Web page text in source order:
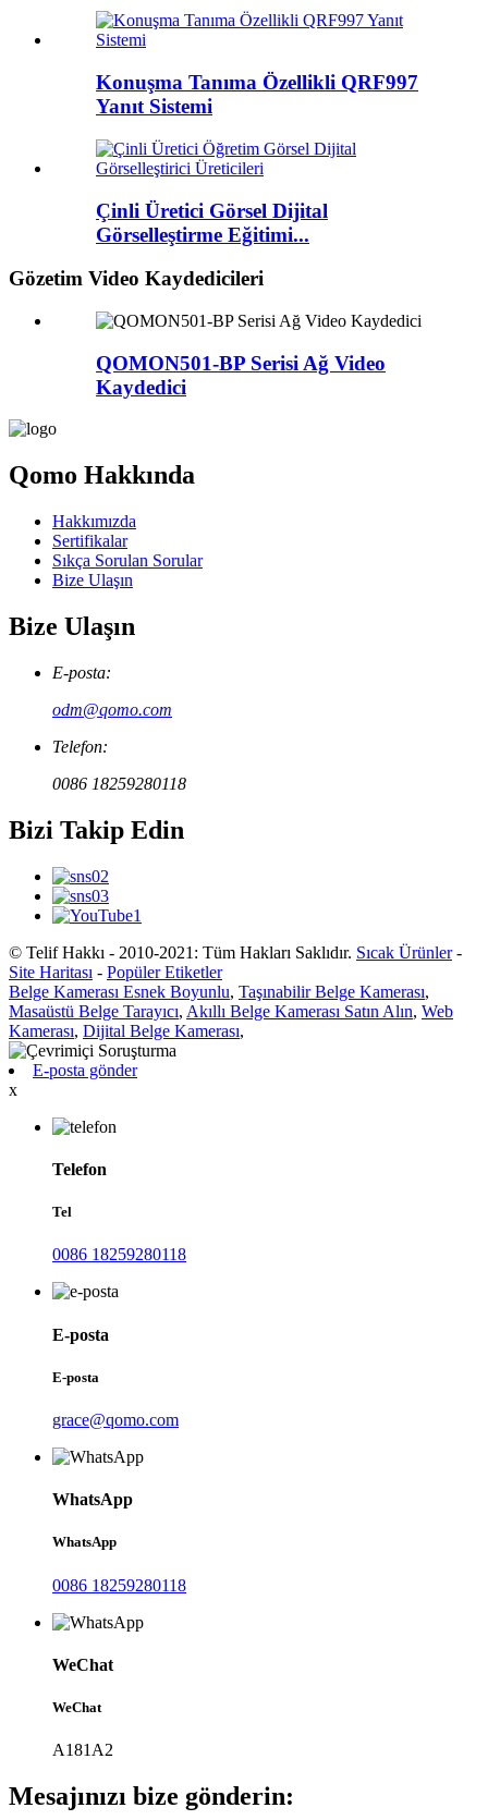
Konuşma Tanıma Özellikli QRF997
Yanıt Sistemi
Çinli Üretici Görsel Dijital
Görselleştirme Eğitimi...
Gözetim Video Kaydedicileri
QOMON501-BP Serisi Ağ Video
Kaydedici
Qomo Hakkında
Hakkımızda
Sertifikalar
Sıkça Sorulan Sorular
Bize Ulaşın
Bize Ulaşın
E-posta:
odm@qomo.com
Telefon:
0086 18259280118
Bizi Takip Edin
© Telif Hakkı - 2010-2021: Tüm Hakları Saklıdır. Sıcak Ürünler-
Site Haritası - Popüler Etiketler
Belge Kamerası Esnek Boyunlu, Taşınabilir Belge Kamerası,
Masaüstü Belge Tarayıcı, Akıllı Belge Kamerası Satın Alın, Web
Kamerası, Dijital Belge Kamerası,
E-posta gönder
x
Telefon
Tel
0086 18259280118
E-posta
E-posta
grace@qomo.com
WhatsApp
WhatsApp
0086 18259280118
WeChat
WeChat
A181A2
Mesajınızı bize gönderin: